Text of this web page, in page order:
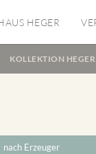
HEGER
KOLLEKTION HEGER